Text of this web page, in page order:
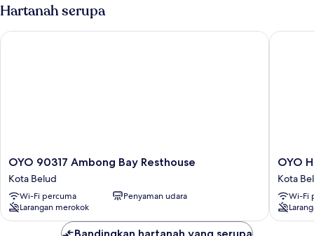
Hartanah serupa
OYO
90317
Ambong
Bay
Resthouse
Kota
OYO 90317 Ambong Bay Resthouse
Kota Belud
Wi-Fi percuma
Penyaman udara
Larangan merokok
OYO 90317 Ambong Bay Resthouse
OYO
Home
90352
Muan's
Kota
OYO
Kota
Wi-Fi
OYO
Bandingkan hartanah yang serupa